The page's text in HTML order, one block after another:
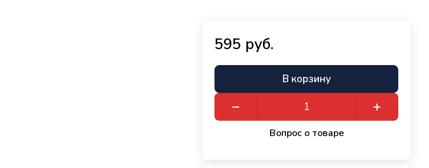
595 руб.
В корзину
Вопрос о товаре